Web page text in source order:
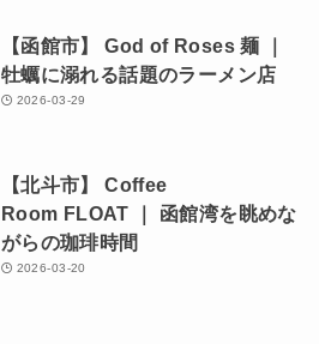
【函館市】 God of Roses 麺 ｜
牡蠣に溺れる話題のラーメン店
2026-03-29
【北斗市】 Coffee
Room FLOAT ｜ 函館湾を眺めな
がらの珈琲時間
2026-03-20